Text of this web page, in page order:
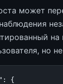
может
на
но
:
{